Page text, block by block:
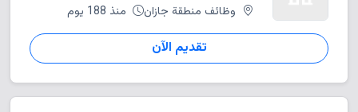
وظائف منطقة جازان
منذ 188 يوم
تقديم الآن